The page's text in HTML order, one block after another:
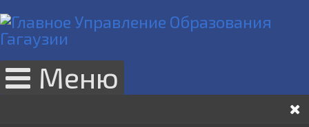
Меню